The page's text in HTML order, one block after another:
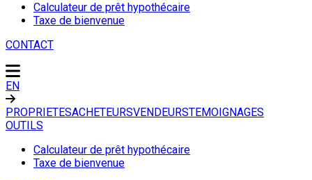
Calculateur de prêt hypothécaire
Taxe de bienvenue
CONTACT
EN
PROPRIETESACHETEURSVENDEURSTEMOIGNAGES
OUTILS
Calculateur de prêt hypothécaire
Taxe de bienvenue